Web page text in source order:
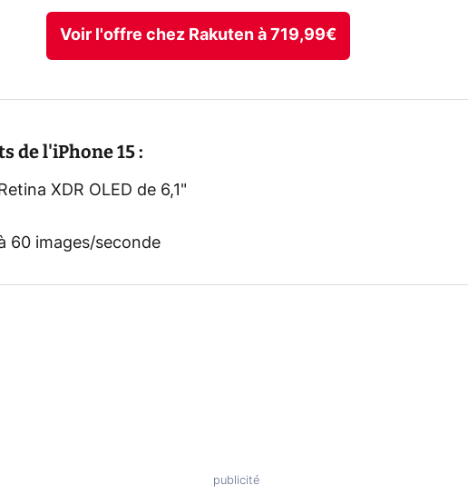
Voir l'offre chez Rakuten à 719,99€
de l'iPhone 15 :
XDR OLED de 6,1"
60 images/seconde